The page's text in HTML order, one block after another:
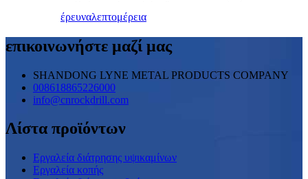
έρευναλεπτομέρεια
επικοινωνήστε μαζί μας
SHANDONG LYNE METAL PRODUCTS COMPANY
008618865226000
info@cnrockdrill.com
Λίστα προϊόντων
Εργαλεία διάτρησης υψικαμίνων
Εργαλεία κοπής